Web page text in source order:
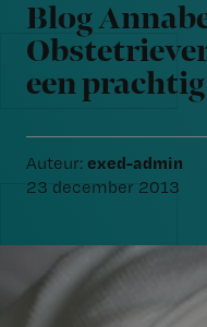
Blog
een
Auteur: exed-admin
23 december 2013